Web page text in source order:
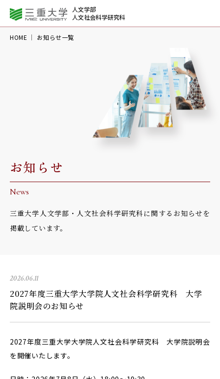
人文学部
人文社会科学研究科
HOME お知らせ一覧
お知らせ
News
三重大学人文学部・人文社会科学研究科に関するお知らせを
掲載しています。
2026.06.11
2027年度三重大学大学院人文社会科学研究科 大学
院説明会のお知らせ
2027年度三重大学大学院人文社会科学研究科 大学院説明会
を開催いたします。